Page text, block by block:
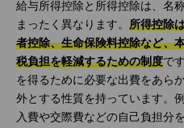
給与所得控除と所得控除は、名
まったく異なります。 所得控除
者控除、生命保険料控除など、
税負担を軽減するための制度で
を得るために必要な出費をあら
外とする性質を持っています。
入費や交際費などの自己負担分